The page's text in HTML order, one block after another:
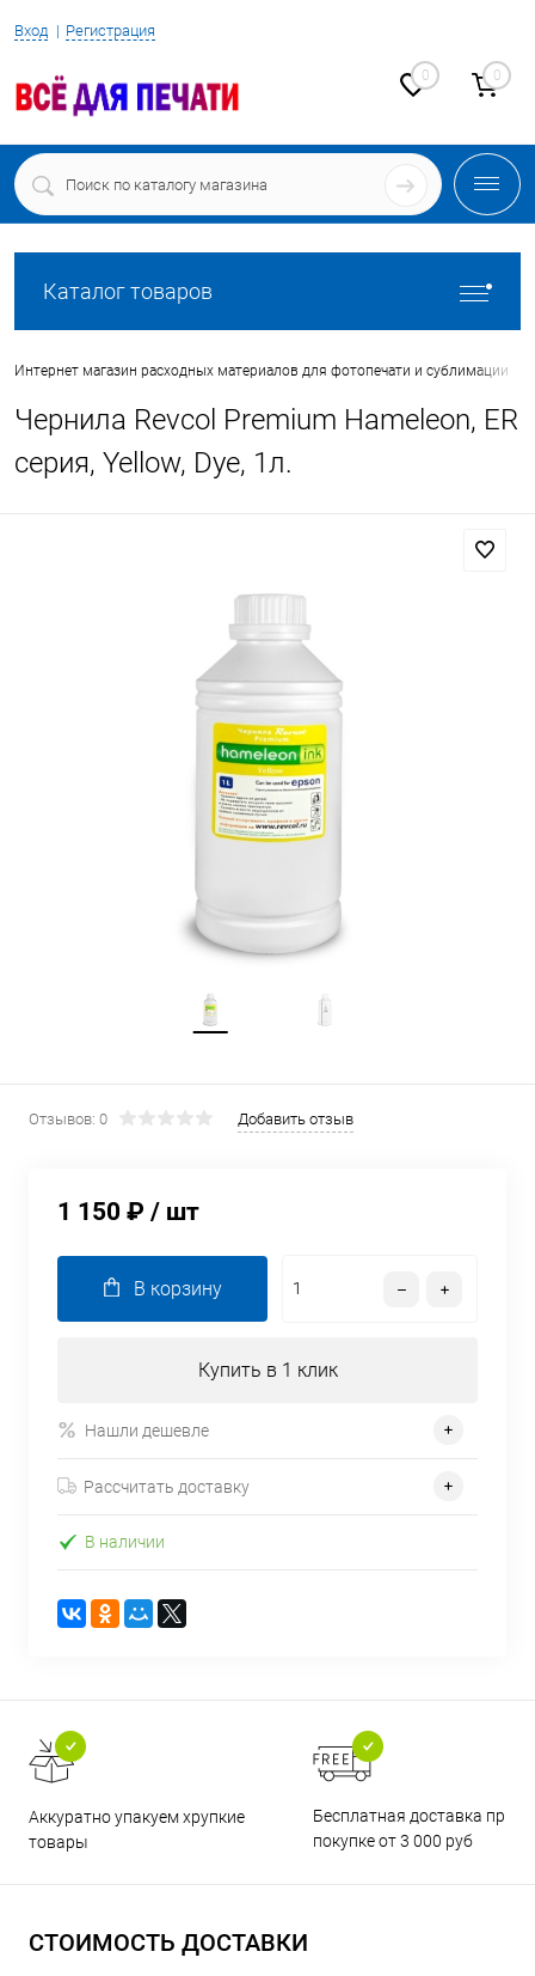
Вход Регистрация
0 0
Каталог товаров
Интернет магазин расходных материалов для фотопечати и сублимации
Чернила Revcol Premium Hameleon, ER
серия, Yellow, Dye, 1л.
Отзывов: 0 Добавить отзыв
1 150 ₽ / шт
В корзину
Купить в 1 клик
Нашли дешевле
Рассчитать доставку
В наличии
Аккуратно упакуем хрупкие
товары
Бесплатная доставка при
покупке от 3 000 руб
СТОИМОСТЬ ДОСТАВКИ